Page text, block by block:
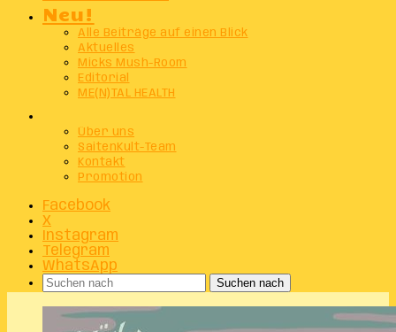
Neu!
Alle Beiträge auf einen Blick
Aktuelles
Micks Mush-Room
Editorial
ME(N)TAL HEALTH
Über uns
SaitenKult-Team
Kontakt
Promotion
Facebook
X
Instagram
Telegram
WhatsApp
Suchen nach